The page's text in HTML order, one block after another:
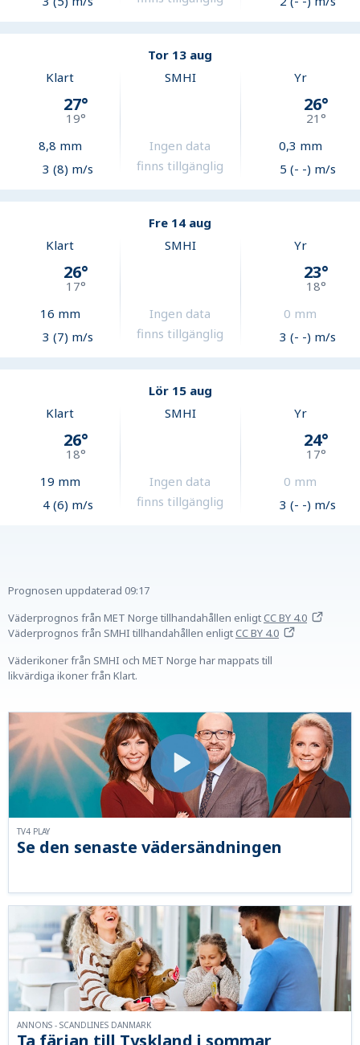
Tor 13 aug
Klart
27°
19°
8,8 mm
3 (8) m/s
SMHI
Ingen data
finns tillgänglig
Yr
26°
21°
0,3 mm
5 (- -) m/s
Fre 14 aug
Klart
26°
17°
16 mm
3 (7) m/s
SMHI
Ingen data
finns tillgänglig
Yr
23°
18°
0 mm
3 (- -) m/s
Lör 15 aug
Klart
26°
18°
19 mm
4 (6) m/s
SMHI
Ingen data
finns tillgänglig
Yr
24°
17°
0 mm
3 (- -) m/s
Prognosen uppdaterad 09:17
Väderprognos från MET Norge tillhandahållen enligtCC BY 4.0
Väderprognos från SMHI tillhandahållen enligtCC BY 4.0
Väderikoner från SMHI och MET Norge har mappats till
likvärdiga ikoner från Klart.
Se den senaste vädersändningen
TV4 PLAY
ANNONS - SCANDLINES DANMARK